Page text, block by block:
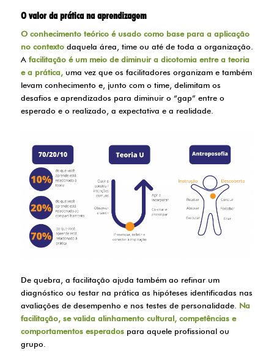
O valor da prática na aprendizagem
O conhecimento teórico é usado como base para a aplicação
no contextodaquela área, time ou até de toda a organização.
A facilitação é um meio de diminuir a dicotomia entre a teoria
e a prática,uma vez que os facilitadores organizam e também
levam conhecimento e, junto com o time, delimitam os
desafios e aprendizados para diminuir o “gap” entre o
esperado e o realizado, a expectativa e a realidade.
De quebra, a facilitação ajuda também ao refinar um
diagnóstico ou testar na prática as hipóteses identificadas nas
avaliações de desempenho e nos testes de personalidade. Na
facilitação, se valida alinhamento cultural, competências e
comportamentos esperadospara aquele profissional ou
grupo.